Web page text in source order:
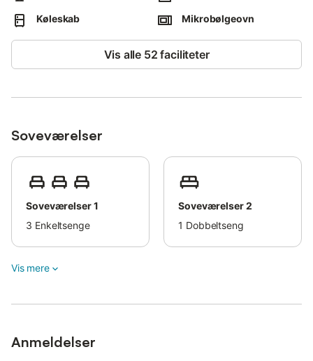
Køleskab Mikrobølgeovn
Vis alle 52 faciliteter
Soveværelser
Soveværelser 1
3 Enkeltsenge
Soveværelser 2
1 Dobbeltseng
Vis mere
Anmeldelser